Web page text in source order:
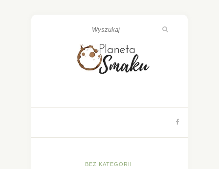
BEZ KATEGORII